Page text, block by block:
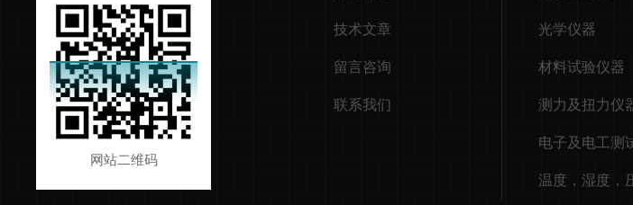
网站二维码
技术文章
留言咨询
联系我们
光学仪器
材料试验仪器
测力及扭力仪
电子及电工测
温度，湿度，